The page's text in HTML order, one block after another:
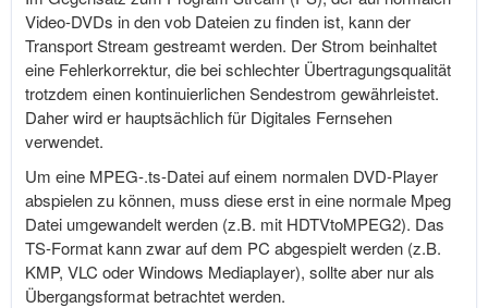
Video-DVDs in den vob Dateien zu finden ist, kann der
Transport Stream gestreamt werden. Der Strom beinhaltet
eine Fehlerkorrektur, die bei schlechter Übertragungsqualität
trotzdem einen kontinuierlichen Sendestrom gewährleistet.
Daher wird er hauptsächlich für Digitales Fernsehen
verwendet.
Um eine MPEG-.ts-Dateiauf einem normalen DVD-Player
abspielen zu können, muss diese erst in eine normale Mpeg
Datei umgewandelt werden (z.B. mit HDTVtoMPEG2). Das
TS-Format kann zwar auf dem PC abgespielt werden (z.B.
KMP, VLC oder Windows Mediaplayer), sollte aber nur als
Übergangsformat betrachtet werden.